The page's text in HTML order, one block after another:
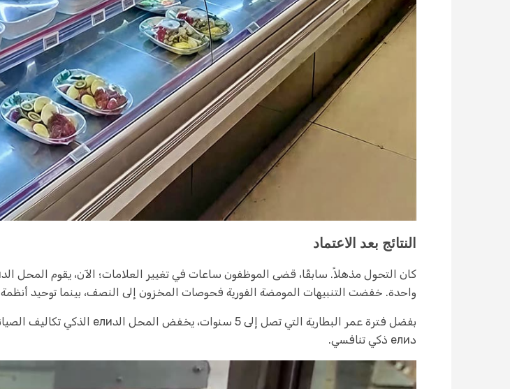
النتائج بعد الاعتماد
واحدة. خفضت التنبيهات المومضة الفورية فحوصات المخزون إلى النصف، بينما توحيد أنظمة ESL المتكاملة البيانات للإدارة الدقيقة.
دели ذكي تنافسي.